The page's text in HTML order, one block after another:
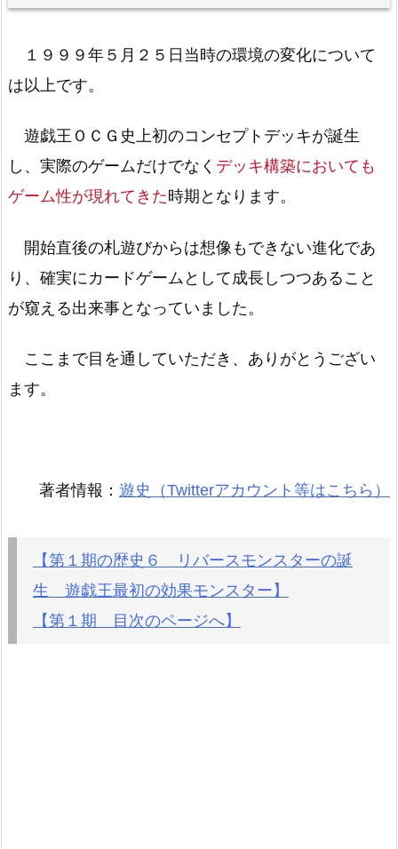
１９９９年５月２５日当時の環境の変化について
は以上です。
遊戯王ＯＣＧ史上初のコンセプトデッキが誕生
し、実際のゲームだけでなく デッキ構築においても
ゲーム性が現れてきた時期となります。
開始直後の札遊びからは想像もできない進化であ
り、確実にカードゲームとして成長しつつあること
が窺える出来事となっていました。
ここまで目を通していただき、ありがとうござい
ます。
著者情報： 遊史（Twitterアカウント等はこちら）
【第１期の歴史６ リバースモンスターの誕
生 遊戯王最初の効果モンスター】
【第１期 目次のページへ】